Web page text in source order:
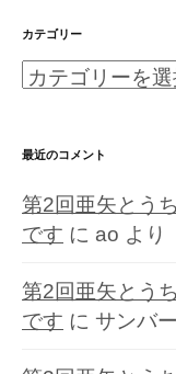
カテゴリー
カ
ゴ
ー
最近のコメント
第2回亜矢とう
です に ao より
第2回亜矢とう
です に サンバ